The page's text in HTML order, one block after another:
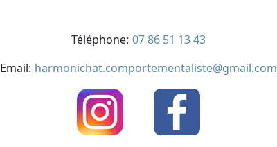
Téléphone: 07 86 51 13 43
Email: harmonichat.comportementaliste@gmail.com